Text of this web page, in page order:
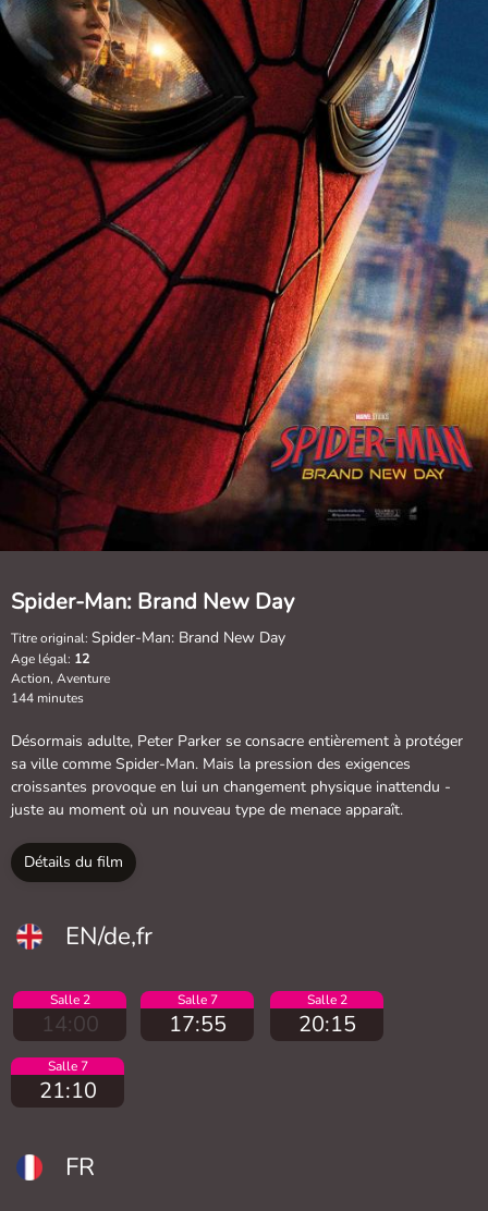
Spider-Man: Brand New Day
Titre original: Spider-Man: Brand New Day
Age légal: 12
Action, Aventure
144 minutes
Désormais adulte, Peter Parker se consacre entièrement à protéger
sa ville comme Spider-Man. Mais la pression des exigences
croissantes provoque en lui un changement physique inattendu -
juste au moment où un nouveau type de menace apparaît.
Détails du film
EN/de,fr
Salle 2
14:00
Salle 7
17:55
Salle 2
20:15
Salle 7
21:10
FR